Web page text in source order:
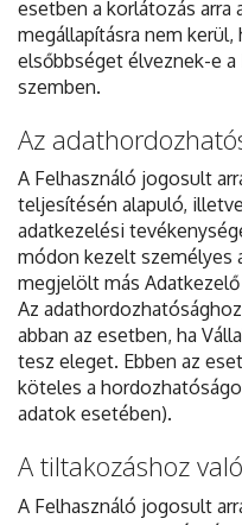
esetben a korlátozás arra
megállapításra nem
elsőbbséget élveznek-e
szemben.
Az
A Felhasználó jogosult
teljesítésén alapuló,
adatkezelési
módon kezelt személyes
megjelölt más Adatkezelő
Az
abban az esetben, ha
tesz eleget. Ebben az
köteles a
adatok esetében).
A tiltakozáshoz
A Felhasználó jogosult